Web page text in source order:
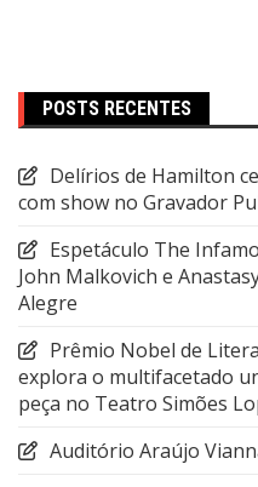
POSTS RECENTES
Delírios de Hamilton
com show no Gravador
Espetáculo The
John Malkovich e
Alegre
Prêmio Nobel de
explora o multifacetado
peça no Teatro Simões
Auditório Araújo